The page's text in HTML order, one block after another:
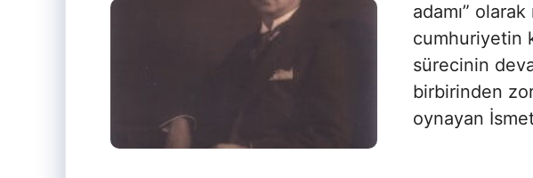
adamı”
cumhuriyetin
sürecinin
birbirinden
oynayan